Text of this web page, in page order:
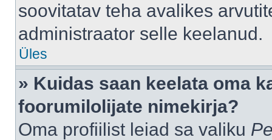
soovitatav teha avalikes
administraator selle keelanud.
Üles
» Kuidas saan keelata oma
foorumilolijate nimekirja?
Oma profiilist leiad sa valiku